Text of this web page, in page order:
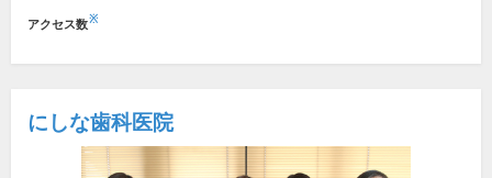
アクセス数※
にしな歯科医院